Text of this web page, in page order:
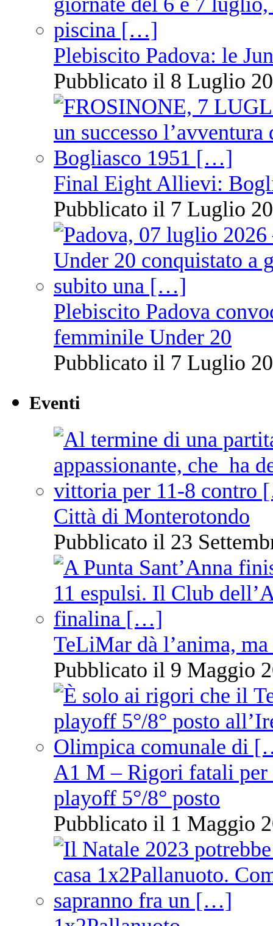
Plebiscito Padova: le
Pubblicato il 8 Luglio
Final Eight Allievi:
Pubblicato il 7 Luglio
Plebiscito Padova
femminile Under 20
Pubblicato il 7 Luglio
Eventi
Città di Monterotondo
Pubblicato il 23
TeLiMar dà l’anima,
Pubblicato il 9 Maggio
A1 M – Rigori fatali
playoff 5°/8° posto
Pubblicato il 1 Maggio